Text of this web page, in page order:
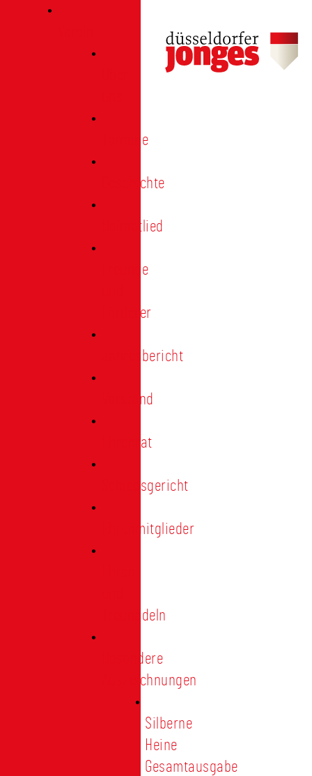
Termine
Geschichte
Heimatlied
Freunde
Förderer
Jahresbericht
Vorstand
Ehrenrat
Schiedsgericht
Ehrenmitglieder
Treunadeln
Besondere
Auszeichnungen
Silberne
Heine
Gesamtausgabe